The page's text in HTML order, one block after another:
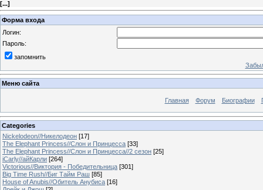
[...]
Форма входа
Логин:
Пароль:
запомнить
Меню сайта
Главная Форум Биографии
Categories
Nickelodeon//Никелодеон [17]
The Elephant Princess//Слон и Принцесса [33]
The Elephant Princess//Слон и Принцесса//2 сезон [25]
iCarly//айКарли [264]
Victorious//Виктория - Победительница [301]
Big Time Rush//Биг Тайм Раш [85]
House of Anubis//Обитель Анубиса [16]